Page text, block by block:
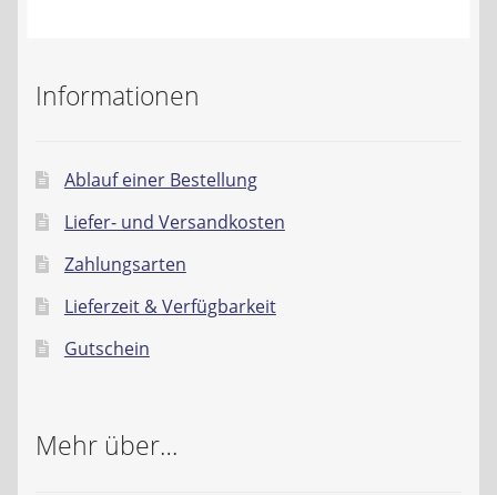
Datenschutzerklärung
Impressum
Informationen
Ablauf einer Bestellung
Liefer- und Versandkosten
Zahlungsarten
Lieferzeit & Verfügbarkeit
Gutschein
Mehr über…